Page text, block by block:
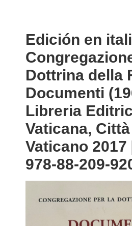
Edición en
Dottrina della
Documenti
Libreria
Vaticana,
Vaticano 2017
978-88-209-